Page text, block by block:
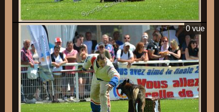
0 vue